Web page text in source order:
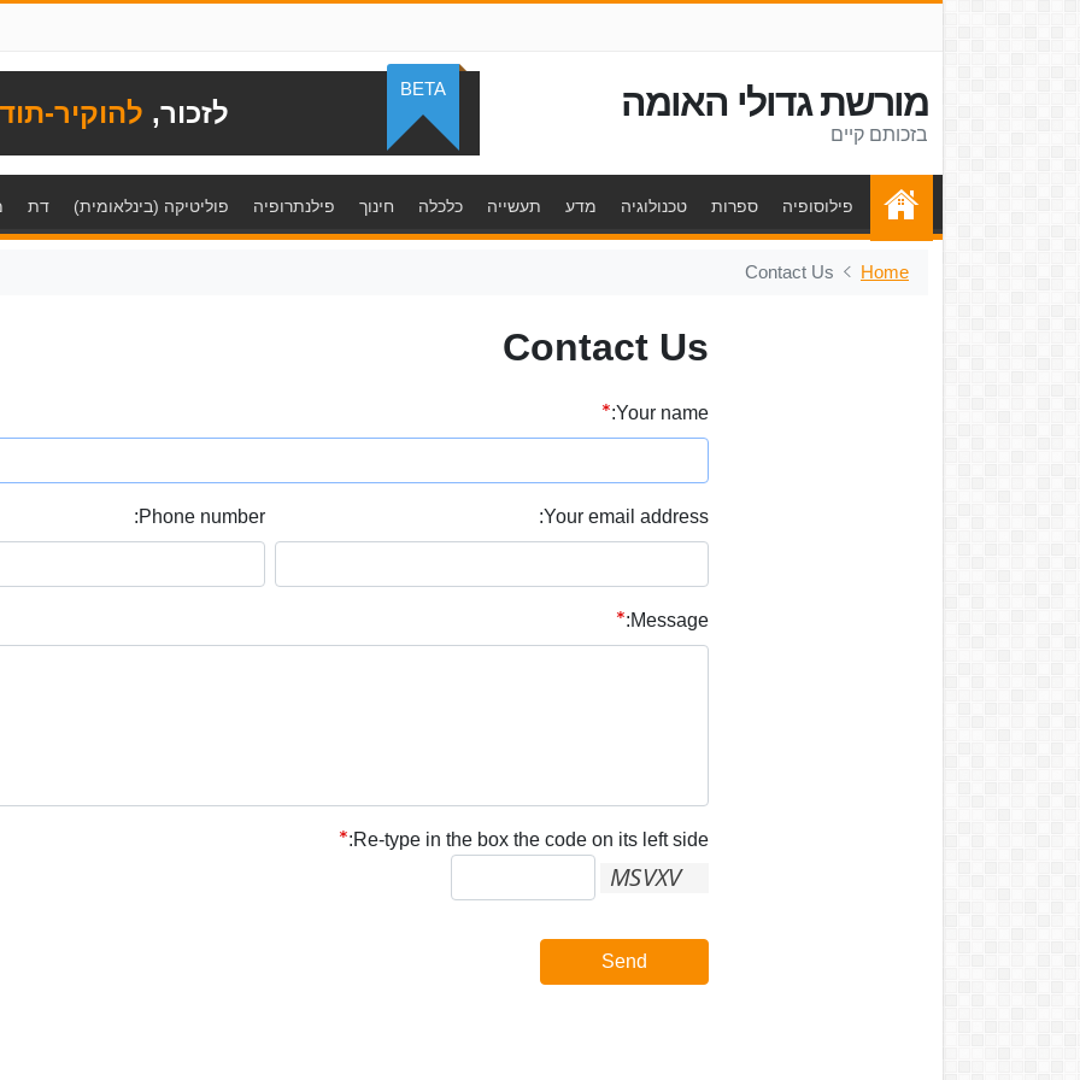
מורשת גדולי האומה
בזכותם קיים
לזכור, להוקיר-
BETA
פילוסופיה ספרות טכנולוגיה מדע תעשייה כלכלה חינוך פילנתרופיה פוליטיקה (בינלאומית) דת
Home
Contact Us
Contact Us
Your name:
Your email address:
Phone number:
Message:
Re-type in the box the code on its left side:
Send